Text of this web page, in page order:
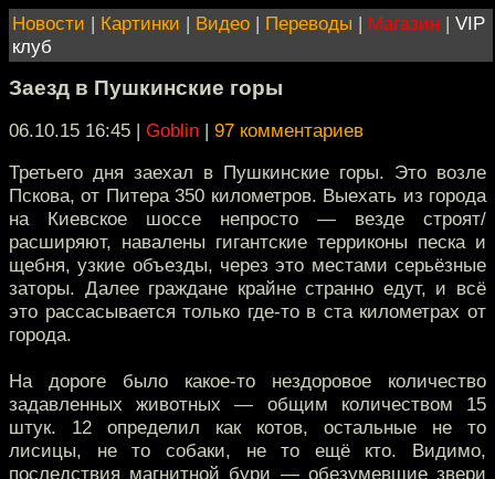
Новости | Картинки | Видео | Переводы | Магазин | VIP
клуб
Заезд в Пушкинские горы
06.10.15 16:45 | Goblin | 97 комментариев
Третьего дня заехал в Пушкинские горы. Это возле
Пскова, от Питера 350 километров. Выехать из города
на Киевское шоссе непросто — везде строят/
расширяют, навалены гигантские терриконы песка и
щебня, узкие объезды, через это местами серьёзные
заторы. Далее граждане крайне странно едут, и всё
это рассасывается только где-то в ста километрах от
города.
На дороге было какое-то нездоровое количество
задавленных животных — общим количеством 15
штук. 12 определил как котов, остальные не то
лисицы, не то собаки, не то ещё кто. Видимо,
последствия магнитной бури — обезумевшие звери